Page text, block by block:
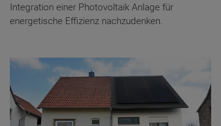
Integration einer Photovoltaik Anlage für
energetische Effizienz nachzudenken.